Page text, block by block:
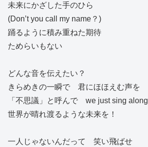
未来にかざした手のひら
(Don’t you call my name？)
踊るように積み重ねた期待
ためらいもない
どんな音を伝えたい？
きらめきの一瞬で 君にほほえむ声を
「不思議」と呼んで we just sing along
世界が晴れ渡るような未来を！
一人じゃないんだって 笑い飛ばせ